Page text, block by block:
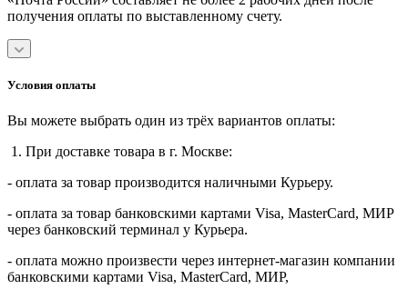
получения оплаты по выставленному счету.
Условия оплаты
Вы можете выбрать один из трёх вариантов оплаты:
1. При доставке товара в г. Москве:
- оплата за товар производится наличными Курьеру.
- оплата за товар банковскими картами Visa, MasterСard, МИР
через банковский терминал у Курьера.
- оплата можно произвести через интернет-магазин компании
банковскими картами Visa, MasterСard, МИР,